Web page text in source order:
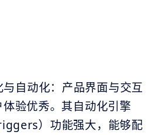
自动化：产品界面与交互
验优秀。其自动化引擎
）功能强大，能够配